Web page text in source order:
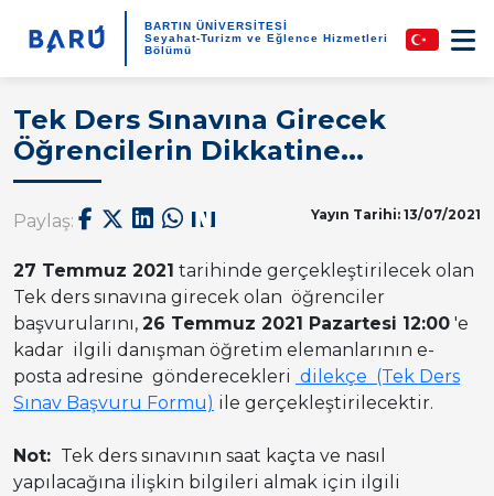
BARTIN ÜNİVERSİTESİ
Seyahat-Turizm ve Eğlence Hizmetleri
Bölümü
Tek Ders Sınavına Girecek
Öğrencilerin Dikkatine...
Paylaş: Yayın Tarihi: 13/07/2021
27 Temmuz 2021 tarihinde gerçekleştirilecek olan
Tek ders sınavına girecek olan öğrenciler
başvurularını, 26 Temmuz 2021 Pazartesi 12:00 'e
kadar ilgili danışman öğretim elemanlarının e-
posta adresine gönderecekleri dilekçe (Tek Ders
Sınav Başvuru Formu) ile gerçekleştirilecektir.
Not: Tek ders sınavının saat kaçta ve nasıl
yapılacağına ilişkin bilgileri almak için ilgili